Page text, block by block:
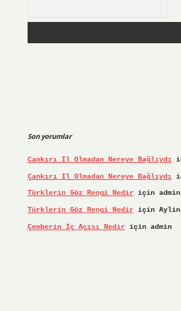
Son yorumlar
Çankırı Il Olmadan Nereye Bağlıydı
Çankırı Il Olmadan Nereye Bağlıydı
Türklerin Göz Rengi Nediriçin admin
Türklerin Göz Rengi Nediriçin Aylin
Çemberin Iç Açısı Nediriçin admin